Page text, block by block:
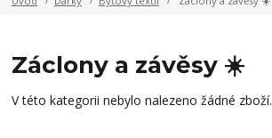
Záclony a závěsy ☀️
V této kategorii nebylo nalezeno žádné zboží.